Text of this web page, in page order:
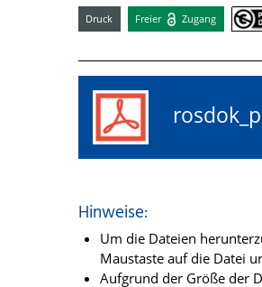
Druck Freier Zugang
Hinweise:
Um die Dateien
Maustaste auf die Datei
Aufgrund der Größe der